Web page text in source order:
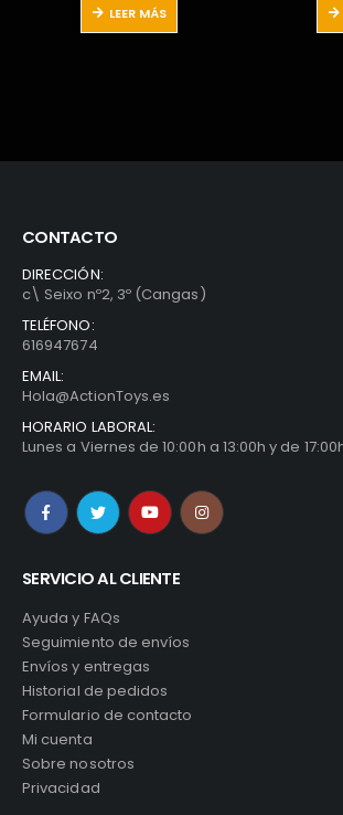
LEER MÁS
CONTACTO
DIRECCIÓN:
c\ Seixo nº2, 3º (Cangas)
TELÉFONO:
616947674
EMAIL:
Hola@ActionToys.es
HORARIO LABORAL:
Lunes a Viernes de 10:00h a 13:00h y de
SERVICIO AL CLIENTE
Ayuda y FAQs
Seguimiento de envíos
Envíos y entregas
Historial de pedidos
Formulario de contacto
Mi cuenta
Sobre nosotros
Privacidad